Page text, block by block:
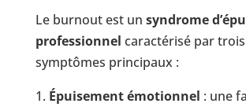
Le burnout est un syndrome
professionnel caractérisé par trois
symptômes principaux :
Épuisement émotionnel : une